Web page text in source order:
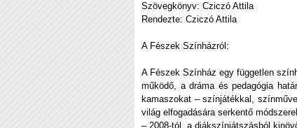
Szövegkönyv: Cziczó Attila
Rendezte: Cziczó Attila
A Fészek Színházról:
A Fészek Színház egy független
működő, a dráma és pedagógia
kamaszokat – színjátékkal,
világ elfogadására serkentő
– 2008-tól, a diákszínjátszásból